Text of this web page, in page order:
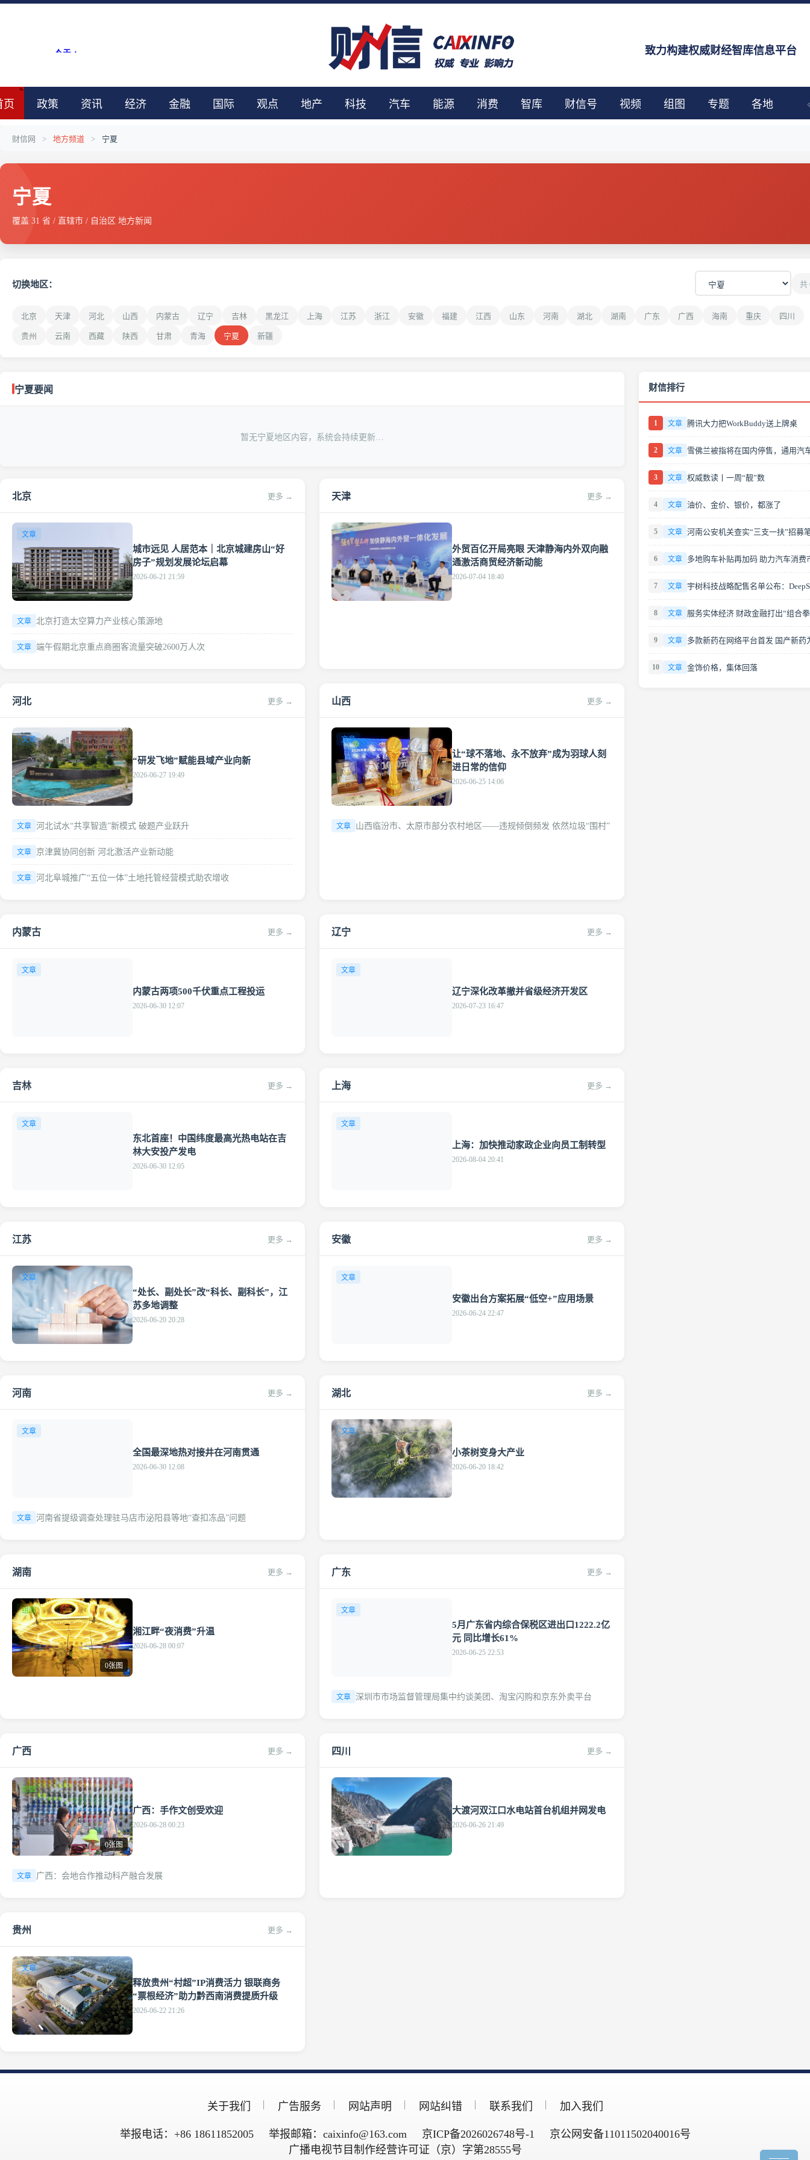
致力构建权威财经智库信息平台
页 政策 资讯 经济 金融 国际 观点 地产 科技 汽车 能源 消费 智库 财信号 视频 组图 专题 各地
财信网 > 地方频道 > 宁夏
宁夏
覆盖 31 省 / 直辖市 / 自治区 地方新闻
切换地区： 共
北京 天津 河北 山西 内蒙古 辽宁 吉林 黑龙江 上海 江苏 浙江 安徽 福建 江西 山东 河南 湖北 湖南 广东 广西 海南 重庆 四川
贵州 云南 西藏 陕西 甘肃 青海 宁夏 新疆
宁夏要闻
暂无宁夏地区内容，系统会持续更新…
北京 更多 →
文章
城市远见 人居范本｜北京城建房山“好
房子”规划发展论坛启幕
2026-06-21 21:59
文章 北京打造太空算力产业核心策源地
文章 端午假期北京重点商圈客流量突破2600万人次
天津 更多 →
文章
外贸百亿开局亮眼 天津静海内外双向融
通激活商贸经济新动能
2026-07-04 18:40
河北 更多 →
文章
“研发飞地”赋能县域产业向新
2026-06-27 19:49
文章 河北试水“共享智造”新模式 破题产业跃升
文章 京津冀协同创新 河北激活产业新动能
文章 河北阜城推广“五位一体”土地托管经营模式助农增收
山西 更多 →
文章
让“球不落地、永不放弃”成为羽球人刻
进日常的信仰
2026-06-25 14:06
文章 山西临汾市、太原市部分农村地区——违规倾倒频发 依然垃圾“围村”
内蒙古 更多 →
文章
内蒙古两项500千伏重点工程投运
2026-06-30 12:07
辽宁 更多 →
文章
辽宁深化改革撤并省级经济开发区
2026-07-23 16:47
吉林 更多 →
文章
东北首座！中国纬度最高光热电站在吉
林大安投产发电
2026-06-30 12:05
上海 更多 →
文章
上海：加快推动家政企业向员工制转型
2026-08-04 20:41
江苏 更多 →
文章
“处长、副处长”改“科长、副科长”，江
苏多地调整
2026-06-20 20:28
安徽 更多 →
文章
安徽出台方案拓展“低空+”应用场景
2026-06-24 22:47
河南 更多 →
文章
全国最深地热对接井在河南贯通
2026-06-30 12:08
文章 河南省提级调查处理驻马店市泌阳县等地“查扣冻品”问题
湖北 更多 →
文章
小茶树变身大产业
2026-06-20 18:42
湖南 更多 →
组图
0张图
湘江畔“夜消费”升温
2026-06-28 00:07
广东 更多 →
文章
5月广东省内综合保税区进出口1222.2亿
元 同比增长61%
2026-06-25 22:53
文章 深圳市市场监督管理局集中约谈美团、淘宝闪购和京东外卖平台
广西 更多 →
组图
0张图
广西：手作文创受欢迎
2026-06-28 00:23
文章 广西：会地合作推动科产融合发展
四川 更多 →
文章
大渡河双江口水电站首台机组并网发电
2026-06-26 21:49
贵州 更多 →
文章
释放贵州“村超”IP消费活力 银联商务
“票根经济”助力黔西南消费提质升级
2026-06-22 21:26
财信排行
1 文章 腾讯大力把WorkBuddy送上牌桌
2 文章
3 文章 权威数读丨一周“靓”数
4 文章 油价、金价、银价，都涨了
5 文章
6 文章
7 文章
8 文章 服务实体经济 财政金融打出“组合
9 文章
10 文章 金饰价格，集体回落
关于我们 广告服务 网站声明 网站纠错 联系我们 加入我们
举报电话：+86 18611852005 举报邮箱：caixinfo@163.com 京ICP备2026026748号-1
京公网安备11011502040016号
广播电视节目制作经营许可证（京）字第28555号